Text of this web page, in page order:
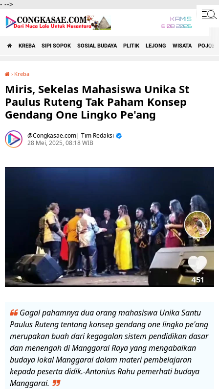
- -->
KAMIS
6 08 2026
KREBA SIPI SOPOK SOSIAL BUDAYA PLITIK LEJONG WISATA POJOK
› Kreba
Miris, Sekelas Mahasiswa Unika St
Paulus Ruteng Tak Paham Konsep
Gendang One Lingko Pe'ang
Congkasae.com| Tim Redaksi
28 Mei, 2025, 08:18 WIB
Gagal pahamnya dua orang mahasiswa Unika Santu
Paulus Ruteng tentang konsep gendang one lingko pe'ang
merupakan buah dari kegagalan sistem pendidikan dasar
dan menengah di Manggarai Raya yang mengabaikan
budaya lokal Manggarai dalam materi pembelajaran
kepada peserta didik.-Antonius Rahu pemerhati budaya
Manggarai.